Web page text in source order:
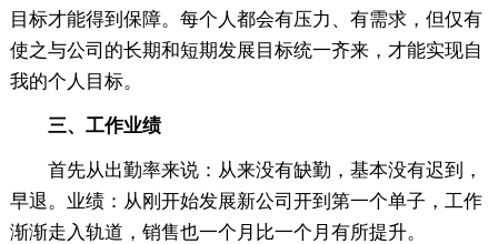
目标才能得到保障。每个人都会有压力、有需求，但仅有
使之与公司的长期和短期发展目标统一齐来，才能实现自
我的个人目标。
三、工作业绩
首先从出勤率来说：从来没有缺勤，基本没有迟到，
早退。业绩：从刚开始发展新公司开到第一个单子，工作
渐渐走入轨道，销售也一个月比一个月有所提升。